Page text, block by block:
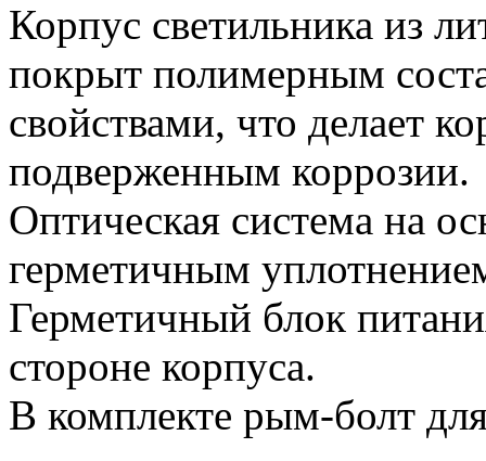
Корпус светильника из
покрыт полимерным
свойствами, что делает
подверженным коррозии.
Оптическая система на
герметичным
Герметичный блок
стороне корпуса.
В комплекте рым-болт